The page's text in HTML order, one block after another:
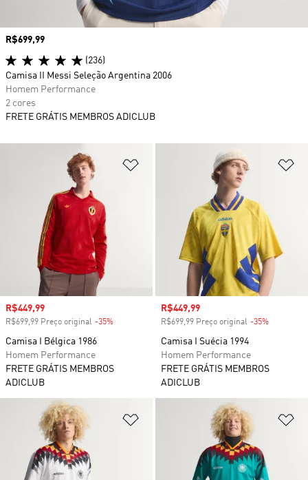
Adicionar à Lista de Desejos
Preço com desconto
R$449,99
R$699,99 Preço original -35%
Camisa I Bélgica 1986
Homem Performance
FRETE GRÁTIS MEMBROS
ADICLUB
Preço com desconto
R$449,99
R$699,99 Preço original -35%
Camisa I Suécia 1994
Homem Performance
FRETE GRÁTIS MEMBROS
ADICLUB
Adicionar à Lista de Desejos
Preço
R$699,99
(236)
Camisa II Messi Seleção Argentina 2006
Homem Performance
2 cores
FRETE GRÁTIS MEMBROS ADICLUB